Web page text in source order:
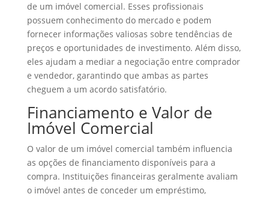
de um imóvel comercial. Esses profissionais
possuem conhecimento do mercado e podem
fornecer informações valiosas sobre tendências de
preços e oportunidades de investimento. Além disso,
eles ajudam a mediar a negociação entre comprador
e vendedor, garantindo que ambas as partes
cheguem a um acordo satisfatório.
Financiamento e Valor de
Imóvel Comercial
O valor de um imóvel comercial também influencia
as opções de financiamento disponíveis para a
compra. Instituições financeiras geralmente avaliam
o imóvel antes de conceder um empréstimo,